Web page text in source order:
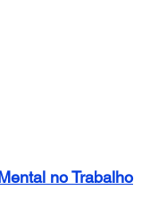
no Trabalho